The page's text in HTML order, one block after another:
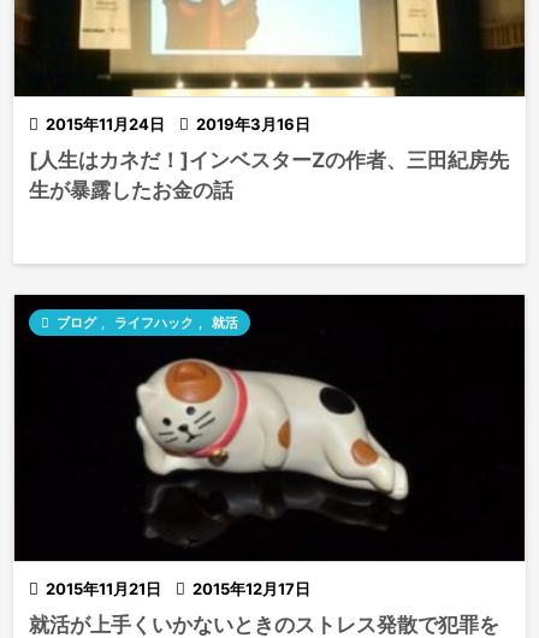
 2015年11月24日  2019年3月16日
[人生はカネだ！]インベスターZの作者、三田紀房先
生が暴露したお金の話
 2015年11月21日  2015年12月17日
 ブログ ライフハック 就活
就活が上手くいかないときのストレス発散で犯罪を